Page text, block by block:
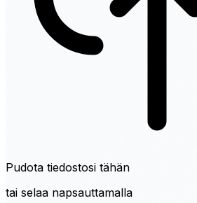
Pudota tiedostosi tähän
tai selaa napsauttamalla